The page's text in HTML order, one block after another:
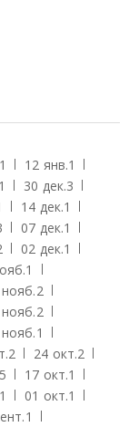
1 12 янв.1
1 30 дек.3
14 дек.1
07 дек.1
02 дек.1
1
2
2
1
2 24 окт.2
5 17 окт.1
1 01 окт.1
1